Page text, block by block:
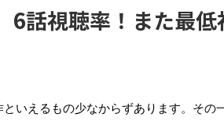
6話視聴率！また最
いえるもの少なからずあります。その